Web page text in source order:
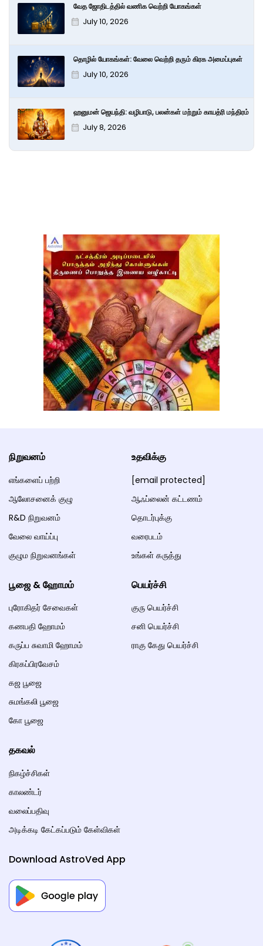
வேத ஜோதிடத்தில் வணிக வெற்றி யோகங்கள்
July 10, 2026
தொழில் யோகங்கள்: வேலை வெற்றி தரும் கிரக அமைப்புகள்
July 10, 2026
ஹனுமன் ஜெயந்தி: வழிபாடு, பலன்கள் மற்றும் காயத்ரி மந்திரம்
July 8, 2026
நிறுவனம்
எங்களைப் பற்றி
ஆலோசனைக் குழு
R&D நிறுவனம்
வேலை வாய்ப்பு
குழும நிறுவனங்கள்
உதவிக்கு
[email protected]
ஆஃப்லைன் கட்டணம்
தொடர்புக்கு
வரைபடம்
உங்கள் கருத்து
பூஜை & ஹோமம்
புரோகிதர் சேவைகள்
கணபதி ஹோமம்
கருப்ப சுவாமி ஹோமம்
கிரகப்பிரவேசம்
கஜ பூஜை
சுமங்கலி பூஜை
கோ பூஜை
பெயர்ச்சி
குரு பெயர்ச்சி
சனி பெயர்ச்சி
ராகு கேது பெயர்ச்சி
தகவல்
நிகழ்ச்சிகள்
காலண்டர்
வலைப்பதிவு
அடிக்கடி கேட்கப்படும் கேள்விகள்
Download AstroVed App